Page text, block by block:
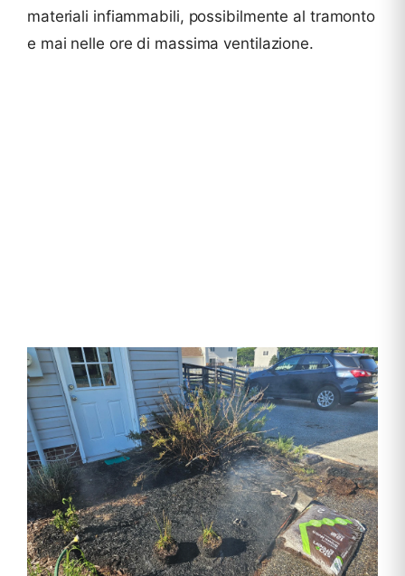
materiali infiammabili, possibilmente al tramonto
e mai nelle ore di massima ventilazione.